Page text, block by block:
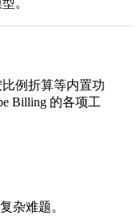
每月
例折算等内置功
Billing 的各项工
杂难题。